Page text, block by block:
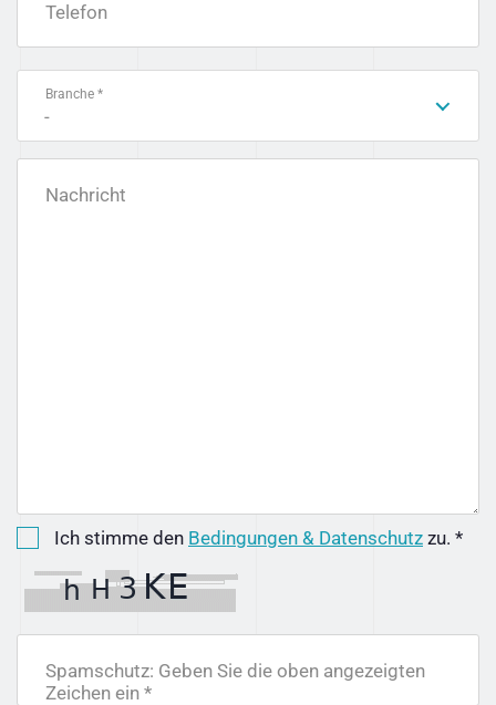
Telefon
Branche *
-
Nachricht
Ich stimme den Bedingungen & Datenschutz zu. *
Spamschutz: Geben Sie die oben angezeigten
Zeichen ein *